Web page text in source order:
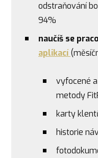
odstraňování
94%
naučíš se
aplikací
vyfocené
metody
karty
historie